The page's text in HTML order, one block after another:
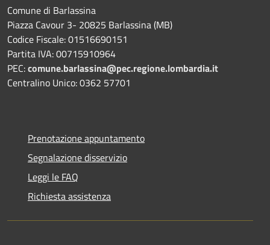
Comune di Barlassina
Piazza Cavour 3- 20825 Barlassina (MB)
Codice Fiscale: 01516690151
Partita IVA: 00715910964
PEC:comune.barlassina@pec.regione.lombardia.it
Centralino Unico: 0362 57701
Prenotazione appuntamento
Segnalazione disservizio
Leggi le FAQ
Richiesta assistenza